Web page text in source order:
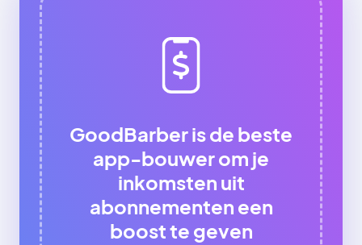
GoodBarber is de beste
app-bouwer om je
inkomsten uit
abonnementen een
boost te geven